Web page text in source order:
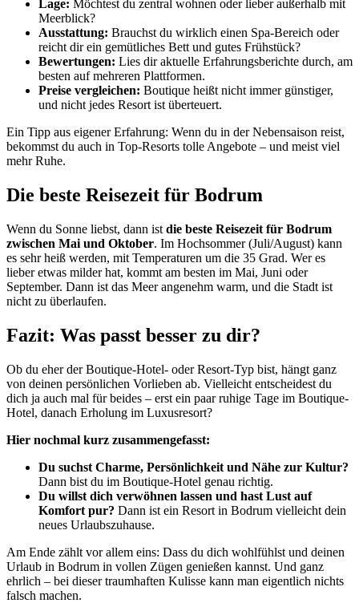
Lage: Möchtest du zentral wohnen oder lieber außerhalb mit
Meerblick?
Ausstattung: Brauchst du wirklich einen Spa-Bereich oder
reicht dir ein gemütliches Bett und gutes Frühstück?
Bewertungen: Lies dir aktuelle Erfahrungsberichte durch, am
besten auf mehreren Plattformen.
Preise vergleichen: Boutique heißt nicht immer günstiger,
und nicht jedes Resort ist überteuert.
Ein Tipp aus eigener Erfahrung: Wenn du in der Nebensaison reist,
bekommst du auch in Top-Resorts tolle Angebote – und meist viel
mehr Ruhe.
Die beste Reisezeit für Bodrum
Wenn du Sonne liebst, dann ist die beste Reisezeit für Bodrum
zwischen Mai und Oktober. Im Hochsommer (Juli/August) kann
es sehr heiß werden, mit Temperaturen um die 35 Grad. Wer es
lieber etwas milder hat, kommt am besten im Mai, Juni oder
September. Dann ist das Meer angenehm warm, und die Stadt ist
nicht zu überlaufen.
Fazit: Was passt besser zu dir?
Ob du eher der Boutique-Hotel- oder Resort-Typ bist, hängt ganz
von deinen persönlichen Vorlieben ab. Vielleicht entscheidest du
dich ja auch mal für beides – erst ein paar ruhige Tage im Boutique-
Hotel, danach Erholung im Luxusresort?
Hier nochmal kurz zusammengefasst:
Du suchst Charme, Persönlichkeit und Nähe zur Kultur?
Dann bist du im Boutique-Hotel genau richtig.
Du willst dich verwöhnen lassen und hast Lust auf
Komfort pur? Dann ist ein Resort in Bodrum vielleicht dein
neues Urlaubszuhause.
Am Ende zählt vor allem eins: Dass du dich wohlfühlst und deinen
Urlaub in Bodrum in vollen Zügen genießen kannst. Und ganz
ehrlich – bei dieser traumhaften Kulisse kann man eigentlich nichts
falsch machen.